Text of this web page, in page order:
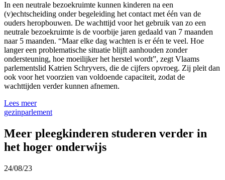
In een neutrale bezoekruimte kunnen kinderen na een
(v)echtscheiding onder begeleiding het contact met één van de
ouders heropbouwen. De wachttijd voor het gebruik van zo een
neutrale bezoekruimte is de voorbije jaren gedaald van 7 maanden
naar 5 maanden. “Maar elke dag wachten is er één te veel. Hoe
langer een problematische situatie blijft aanhouden zonder
ondersteuning, hoe moeilijker het herstel wordt”, zegt Vlaams
parlementslid Katrien Schryvers, die de cijfers opvroeg. Zij pleit dan
ook voor het voorzien van voldoende capaciteit, zodat de
wachttijden verder kunnen afnemen.
Lees meer
gezinparlement
Meer pleegkinderen studeren verder in
het hoger onderwijs
24/08/23